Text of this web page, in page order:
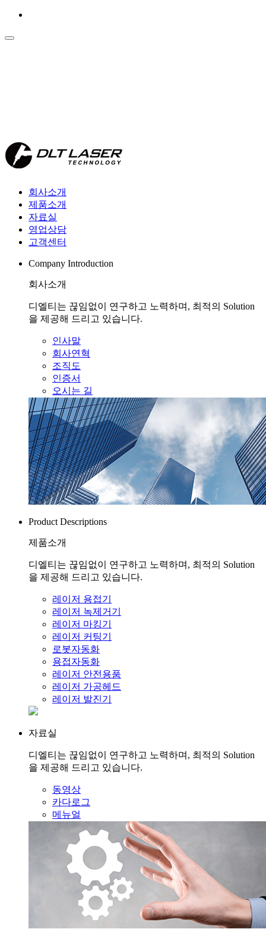
회사소개
제품소개
자료실
영업상담
고객센터
Company Introduction
회사소개
디엘티는 끊임없이 연구하고 노력하며, 최적의 Solution
을 제공해 드리고 있습니다.
인사말
회사연혁
조직도
인증서
오시는 길
Product Descriptions
제품소개
디엘티는 끊임없이 연구하고 노력하며, 최적의 Solution
을 제공해 드리고 있습니다.
레이저 용접기
레이저 녹제거기
레이저 마킹기
레이저 커팅기
로봇자동화
용접자동화
레이저 안전용품
레이저 가공헤드
레이저 발진기
자료실
디엘티는 끊임없이 연구하고 노력하며, 최적의 Solution
을 제공해 드리고 있습니다.
동영상
카다로그
메뉴얼